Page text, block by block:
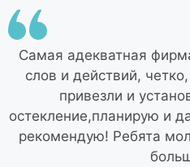
Самая адекватная
слов и действий,
привезли и
остекление,планирую и
рекомендую! Ребята